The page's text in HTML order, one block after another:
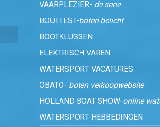
VAARPLEZIER- de serie
BOOTTEST-boten belicht
BOOTKLUSSEN
ELEKTRISCH VAREN
WATERSPORT VACATURES
OBATO- boten verkoopwebsite
HOLLAND BOAT SHOW-online
WATERSPORT HEBBEDINGEN